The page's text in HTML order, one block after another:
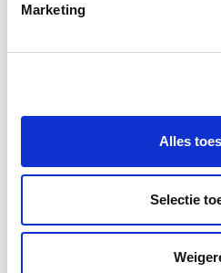
Marketing
Alles
Selectie
Utrecht en/of online
4 - 8 uur per week